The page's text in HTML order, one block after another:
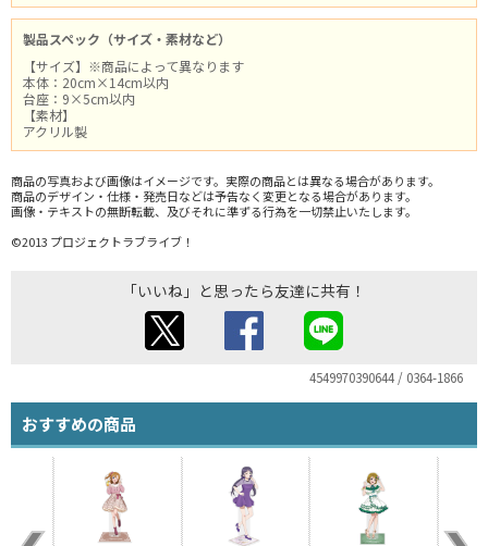
製品スペック（サイズ・素材など）
【サイズ】※商品によって異なります
本体：20cm×14cm以内
台座：9×5cm以内
【素材】
アクリル製
商品の写真および画像はイメージです。実際の商品とは異なる場合があります。
商品のデザイン・仕様・発売日などは予告なく変更となる場合があります。
画像・テキストの無断転載、及びそれに準ずる行為を一切禁止いたします。
©2013 プロジェクトラブライブ！
「いいね」と思ったら友達に共有！
4549970390644 / 0364-1866
おすすめの商品